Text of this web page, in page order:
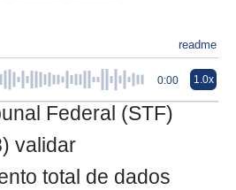
readme
0:00 1.0x
Federal (STF)
validar
total de dados